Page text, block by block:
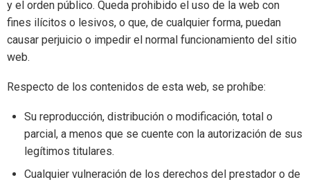
y el orden público. Queda prohibido el uso de la web con
fines ilícitos o lesivos, o que, de cualquier forma, puedan
causar perjuicio o impedir el normal funcionamiento del sitio
web.
Respecto de los contenidos de esta web, se prohíbe:
Su reproducción, distribución o modificación, total o
parcial, a menos que se cuente con la autorización de sus
legítimos titulares.
Cualquier vulneración de los derechos del prestador o de